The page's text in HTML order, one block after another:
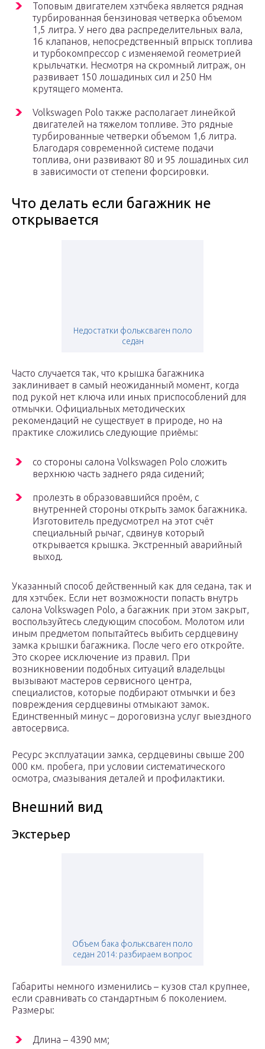
Топовым двигателем хэтчбека является рядная
турбированная бензиновая четверка объемом
1,5 литра. У него два распределительных вала,
16 клапанов, непосредственный впрыск топлива
и турбокомпрессор с изменяемой геометрией
крыльчатки. Несмотря на скромный литраж, он
развивает 150 лошадиных сил и 250 Нм
крутящего момента.
Volkswagen Polo также располагает линейкой
двигателей на тяжелом топливе. Это рядные
турбированные четверки объемом 1,6 литра.
Благодаря современной системе подачи
топлива, они развивают 80 и 95 лошадиных сил
в зависимости от степени форсировки.
Что делать если багажник не
открывается
Недостатки фольксваген поло
седан
Часто случается так, что крышка багажника
заклинивает в самый неожиданный момент, когда
под рукой нет ключа или иных приспособлений для
отмычки. Официальных методических
рекомендаций не существует в природе, но на
практике сложились следующие приёмы:
со стороны салона Volkswagen Polo сложить
верхнюю часть заднего ряда сидений;
пролезть в образовавшийся проём, с
внутренней стороны открыть замок багажника.
Изготовитель предусмотрел на этот счёт
специальный рычаг, сдвинув который
открывается крышка. Экстренный аварийный
выход.
Указанный способ действенный как для седана, так и
для хэтчбек. Если нет возможности попасть внутрь
салона Volkswagen Polo, а багажник при этом закрыт,
воспользуйтесь следующим способом. Молотом или
иным предметом попытайтесь выбить сердцевину
замка крышки багажника. После чего его откройте.
Это скорее исключение из правил. При
возникновении подобных ситуаций владельцы
вызывают мастеров сервисного центра,
специалистов, которые подбирают отмычки и без
повреждения сердцевины отмыкают замок.
Единственный минус – дороговизна услуг выездного
автосервиса.
Ресурс эксплуатации замка, сердцевины свыше 200
000 км. пробега, при условии систематического
осмотра, смазывания деталей и профилактики.
Внешний вид
Экстерьер
Объем бака фольксваген поло
седан 2014: разбираем вопрос
Габариты немного изменились – кузов стал крупнее,
если сравнивать со стандартным 6 поколением.
Размеры:
Длина – 4390 мм;